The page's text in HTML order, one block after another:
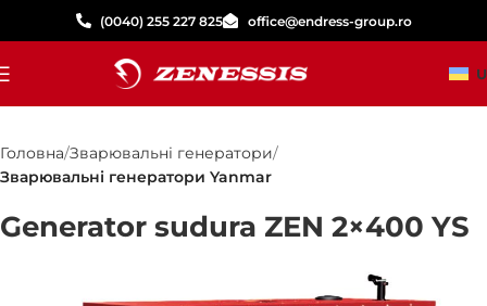
(0040) 255 227 825 office@endress-group.ro
Головна Зварювальні генератори
Зварювальні генератори Yanmar
Generator sudura ZEN 2×400 YS